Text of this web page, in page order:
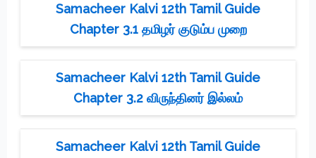
Samacheer Kalvi 12th Tamil Guide
Chapter 3.1 தமிழர் குடும்ப முறை
Samacheer Kalvi 12th Tamil Guide
Chapter 3.2 விருந்தினர் இல்லம்
Samacheer Kalvi 12th Tamil Guide